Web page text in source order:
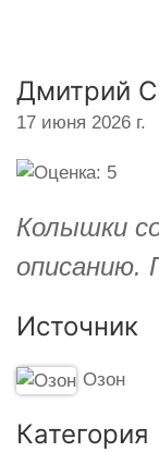
Дмитрий
17 июня 2026 г.
Колышки
описанию.
Источник
Озон
Категория